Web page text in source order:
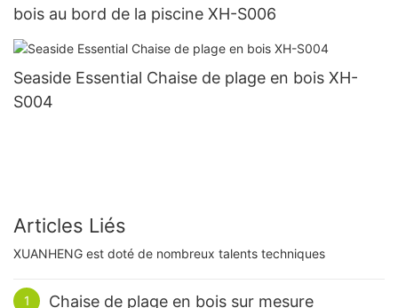
bois au bord de la piscine XH-S006
Seaside Essential Chaise de plage en bois XH-
S004
Articles Liés
XUANHENG est doté de nombreux talents techniques
1 Chaise de plage en bois sur mesure